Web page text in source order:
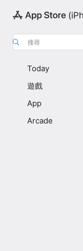
搜尋
Today
遊戲
App
Arcade